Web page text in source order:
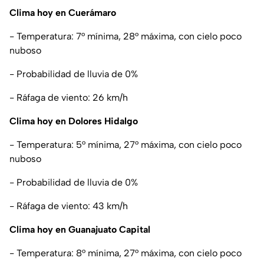
Clima hoy en Cuerámaro
- Temperatura: 7° mínima, 28° máxima, con cielo poco
nuboso
- Probabilidad de lluvia de 0%
- Ráfaga de viento: 26 km/h
Clima hoy en Dolores Hidalgo
- Temperatura: 5° mínima, 27° máxima, con cielo poco
nuboso
- Probabilidad de lluvia de 0%
- Ráfaga de viento: 43 km/h
Clima hoy en Guanajuato Capital
- Temperatura: 8° mínima, 27° máxima, con cielo poco